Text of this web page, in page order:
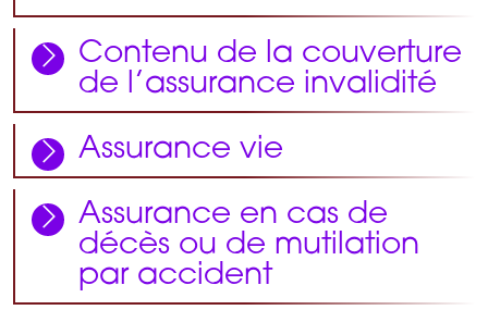
Contenu de la couverture
de l’assurance invalidité
Assurance vie
Assurance en cas de
décès ou de mutilation
par accident